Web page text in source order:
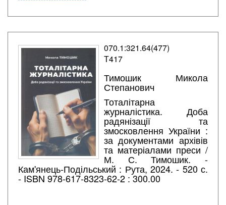
070.1:321.64(477)
Т417
Тимошик Микола
Степанович
Тоталітарна
журналістика. Доба
радянізації та
змосковлення України :
за документами архівів
та матеріалами преси /
М. С. Тимошик. -
Кам'янець-Подільський : Рута, 2024. - 520 с.
- ISBN 978-617-8323-62-2 : 300.00